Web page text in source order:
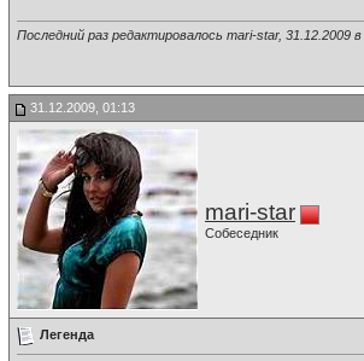
Последний раз редактировалось mari-star, 31.12.2009 в
31.12.2009, 01:13
mari-star
Собеседник
Легенда